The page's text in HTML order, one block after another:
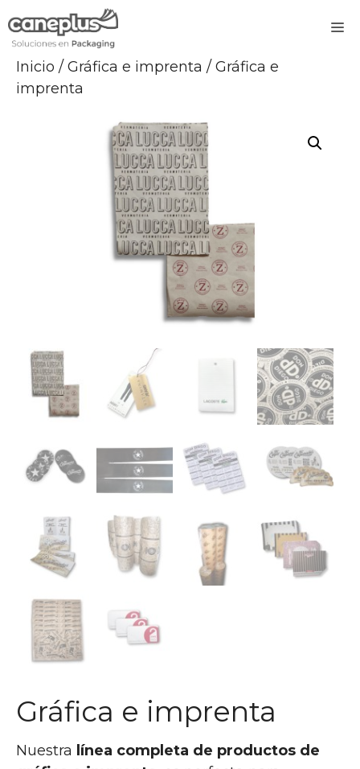
al
Inicio / Gráfica e imprenta / Gráfica e
imprenta
Gráfica e imprenta
Nuestra línea completa de productos de